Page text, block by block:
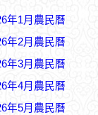
年1月農民曆
年2月農民曆
年3月農民曆
年4月農民曆
年5月農民曆